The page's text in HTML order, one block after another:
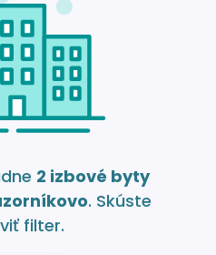
2 izbové byty
. Skúste
filter.